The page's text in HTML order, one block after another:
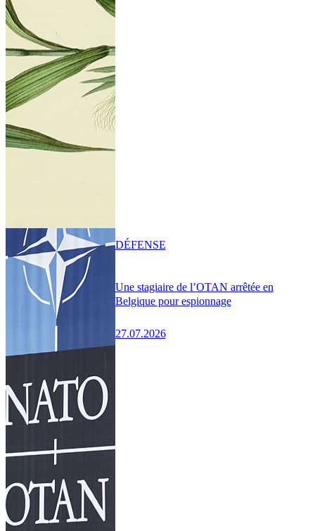
Une stagiaire de l’OTAN arrêtée en
Belgique pour espionnage
27.07.2026
DÉFENSE